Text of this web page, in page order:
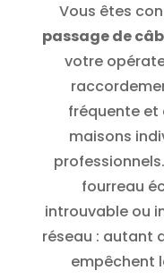
Vous êtes
passage de
votre
fréquente et
maisons
fourreau
introuvable ou
réseau : autant
empêchent